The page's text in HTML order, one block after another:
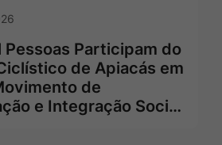
Pessoas Participam do
de Apiacás em
de
e Integração Soci…